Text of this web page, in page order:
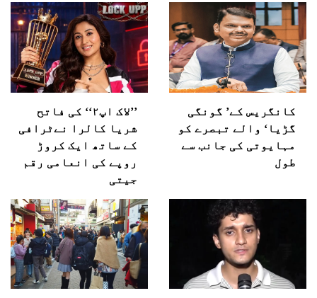
کانگریس کے’ گونگی
گڑیا‘ والے تبصرے کو
مہایوتی کی جانب سے
طول
’’لاک اپ۲‘‘ کی فاتح
شریا کالرا نےٹرافی
کے ساتھ ایک کروڑ
روپے کی انعامی رقم
جیتی